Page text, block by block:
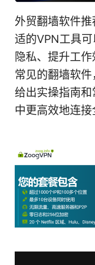
外贸翻墙软件
适的VPN工具
隐私、提升工
常见的翻墙软
给出实操指南
中更高效地连接